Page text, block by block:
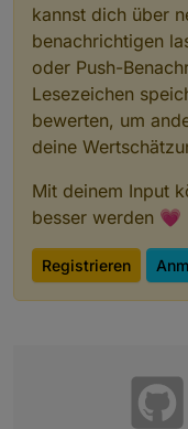
kannst dich über
benachrichtigen
oder Push-
Lesezeichen
bewerten, um
deine
Mit deinem Input
besser werden 💗
Registrieren